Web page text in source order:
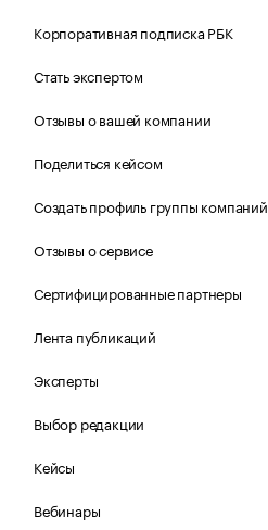
Корпоративная подписка РБК
Стать экспертом
Отзывы о вашей компании
Поделиться кейсом
Создать профиль группы компаний
Отзывы о сервисе
Сертифицированные партнеры
Лента публикаций
Эксперты
Выбор редакции
Кейсы
Вебинары